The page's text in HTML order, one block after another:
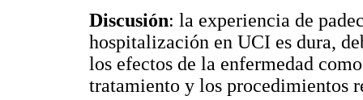
Discusión: la experiencia de
hospitalización en UCI es dura,
los efectos de la enfermedad
tratamiento y los procedimientos